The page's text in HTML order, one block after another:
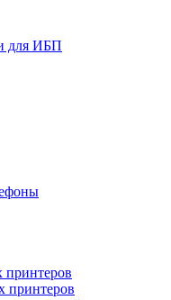
для ИБП
принтеров
принтеров